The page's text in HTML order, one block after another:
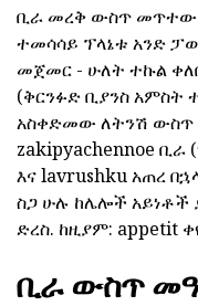
ቢራ መረቅ ውስጥ መጥተው
ተመሳሳይ ፕላኔቱ አንድ
መጀመር - ሁለት ተኩል
(ቅርንፉድ ቢያንስ አምስት
አስቀድመው ለትንሽ ውስጥ
zakipyachennoe
እና lavrushku አጠረ
ስጋ ሁሉ ከሌሎች አይነቶች
ድረስ. ከዚያም: appetit
ቢራ ውስጥ